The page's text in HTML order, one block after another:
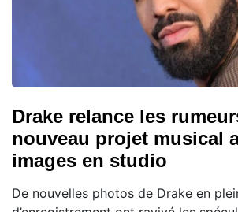
Drake relance les
nouveau projet musical
images en studio
De nouvelles photos de Drake en